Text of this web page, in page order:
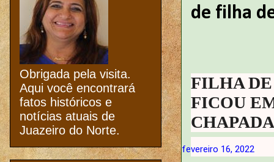
de filha
FILHA
FICOU
fevereiro 16, 2022
Obrigada pela visita.
Aqui você encontrará
fatos históricos e
notícias atuais de
Juazeiro do Norte.